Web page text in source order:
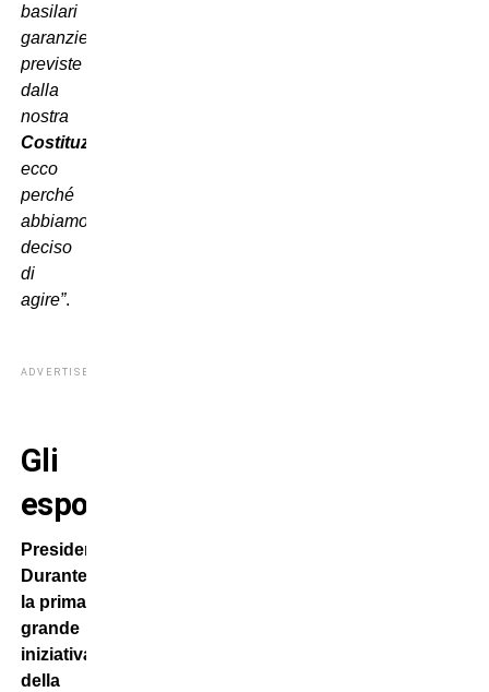
basilari
garanzie
previste
dalla
nostra
Costituzione
ecco
perché
abbiamo
deciso
di
agire”.
ADVERTISEMENT
Gli
esposti…
Presidente
Durante,
la prima
grande
iniziativa
della